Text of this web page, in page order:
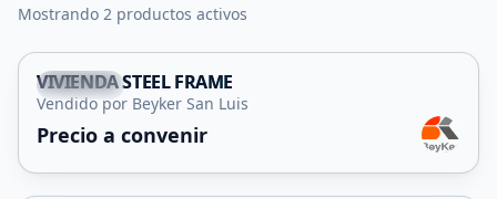
Mostrando 2 productos activos
Capital
VIVIENDA STEEL FRAME
Vendido por Beyker San Luis
Precio a convenir